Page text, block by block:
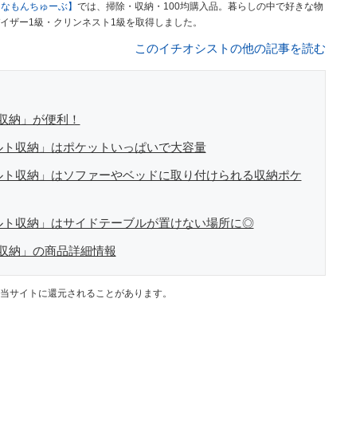
もんちゅーぶ】 では、掃除・収納・100均購入品。暮らしの中で好きな物
ザー1級・クリンネスト1級を取得しました。
このイチオシストの他の記事を読む
納」が便利！
収納」はポケットいっぱいで大容量
収納」はソファーやベッドに取り付けられる収納ポケ
収納」はサイドテーブルが置けない場所に◎
納」の商品詳細情報
イトに還元されることがあります。